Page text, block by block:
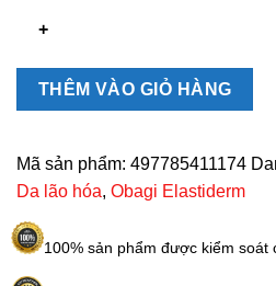
nếp
Obagi
Elastiderm
Filler
Concentrate
số
THÊM VÀO GIỎ HÀNG
Mã sản phẩm: 497785411174
Da lão hóa, Obagi Elastiderm
100% sản phẩm được kiểm soát